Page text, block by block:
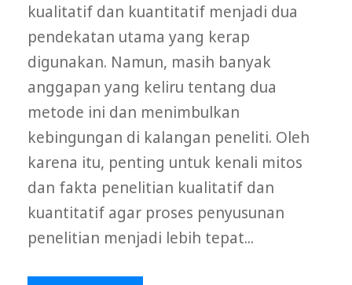
kualitatif dan kuantitatif menjadi dua
pendekatan utama yang kerap
digunakan. Namun, masih banyak
anggapan yang keliru tentang dua
metode ini dan menimbulkan
kebingungan di kalangan peneliti. Oleh
karena itu, penting untuk kenali mitos
dan fakta penelitian kualitatif dan
kuantitatif agar proses penyusunan
penelitian menjadi lebih tepat...